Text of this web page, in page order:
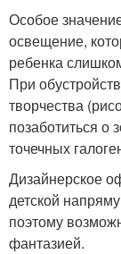
Особое
освещение,
ребенка
При
творчества
позаботиться
точечных
Дизайнерское
детской
поэтому
фантазией.